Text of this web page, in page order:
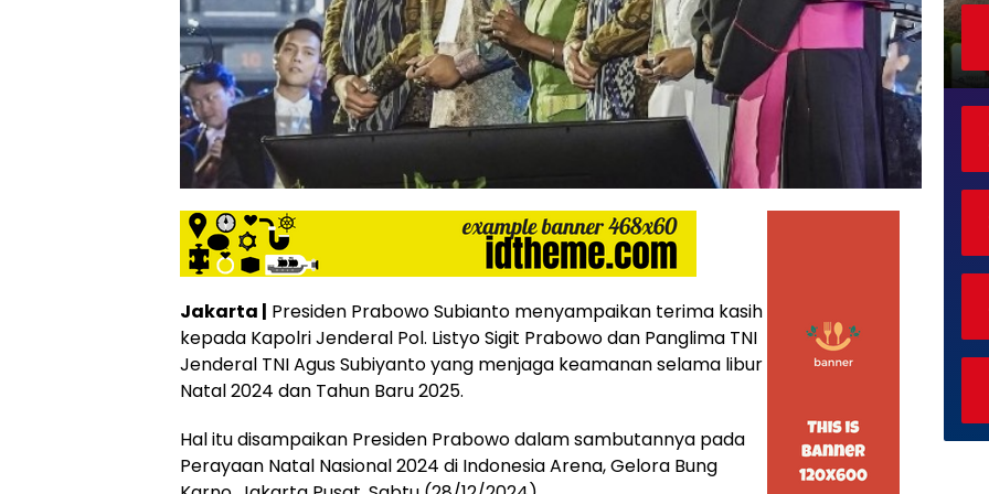
Jakarta | Presiden Prabowo Subianto menyampaikan terima kasih
kepada Kapolri Jenderal Pol. Listyo Sigit Prabowo dan Panglima TNI
Jenderal TNI Agus Subiyanto yang menjaga keamanan selama libur
Natal 2024 dan Tahun Baru 2025.
Hal itu disampaikan Presiden Prabowo dalam sambutannya pada
Perayaan Natal Nasional 2024 di Indonesia Arena, Gelora Bung